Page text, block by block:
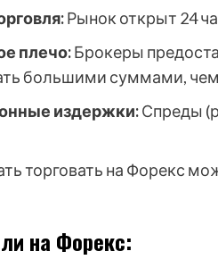
Рынок открыт 24
плечо:Брокеры
большими суммами, чем
издержки:Спреды
торговать на Форекс
на Форекс: